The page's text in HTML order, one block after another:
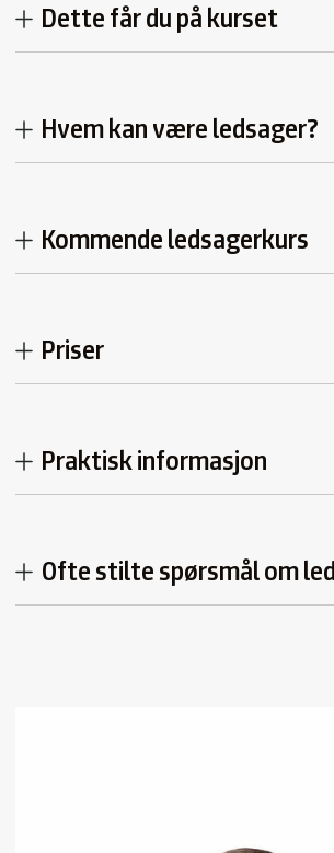
Dette får du på kurset
Hvem kan være ledsager?
Kommende ledsagerkurs
Priser
Praktisk informasjon
Ofte stilte spørsmål om